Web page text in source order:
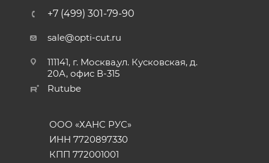
+7 (499) 301-79-90
sale@opti-cut.ru
111141, г. Москва,ул. Кусковская, д.
20А, офис В-315
Rutube
ООО «ХАНС РУС»
ИНН 7720897330
КПП 772001001